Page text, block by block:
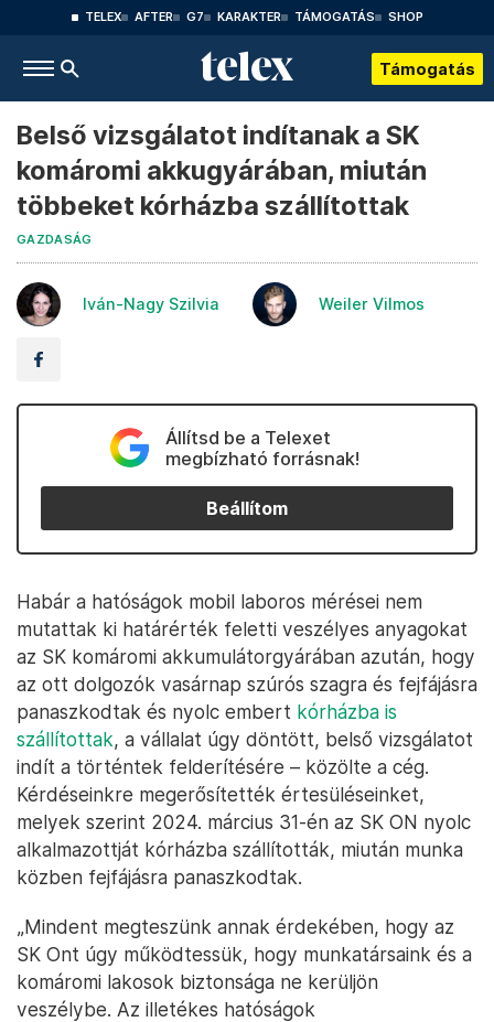
TELEX AFTER G7 KARAKTER TÁMOGATÁS SHOP
Támogatás
Belső vizsgálatot indítanak a SK
komáromi akkugyárában, miután
többeket kórházba szállítottak
GAZDASÁG
Iván-Nagy Szilvia Weiler Vilmos
Állítsd be a Telexet
megbízható forrásnak!
Beállítom
Habár a hatóságok mobil laboros mérései nem
mutattak ki határérték feletti veszélyes anyagokat
az SK komáromi akkumulátorgyárában azután, hogy
az ott dolgozók vasárnap szúrós szagra és fejfájásra
panaszkodtak és nyolc embert kórházba is
szállítottak, a vállalat úgy döntött, belső vizsgálatot
indít a történtek felderítésére – közölte a cég.
Kérdéseinkre megerősítették értesüléseinket,
melyek szerint 2024. március 31-én az SK ON nyolc
alkalmazottját kórházba szállították, miután munka
közben fejfájásra panaszkodtak.
„Mindent megteszünk annak érdekében, hogy az
SK Ont úgy működtessük, hogy munkatársaink és a
komáromi lakosok biztonsága ne kerüljön
veszélybe. Az illetékes hatóságok